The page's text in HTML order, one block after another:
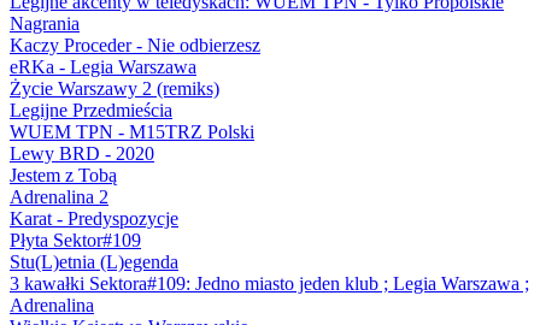
Nagrania
Kaczy Proceder - Nie odbierzesz
eRKa - Legia Warszawa
Życie Warszawy 2 (remiks)
Legijne Przedmieścia
WUEM TPN - M15TRZ Polski
Lewy BRD - 2020
Jestem z Tobą
Adrenalina 2
Karat - Predyspozycje
Płyta Sektor#109
Stu(L)etnia (L)egenda
3 kawałki Sektora#109: Jedno miasto jeden klub ; Legia Warszawa ;
Adrenalina